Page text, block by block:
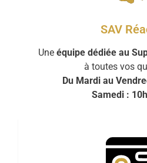
SAV
Une équipe dédiée au
à toutes vos
Du Mardi au
Samedi :